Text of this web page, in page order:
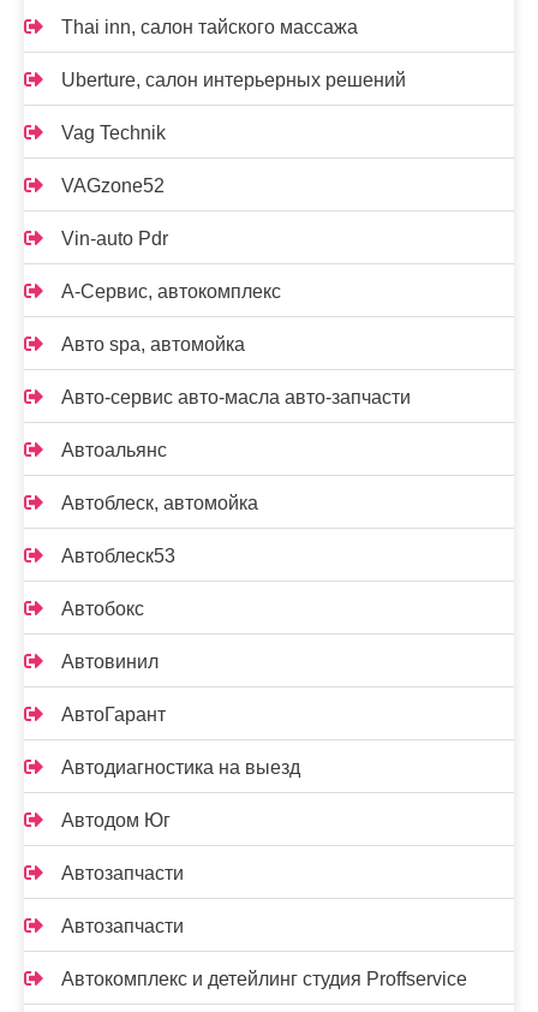
Thai inn, салон тайского массажа
Uberture, салон интерьерных решений
Vag Technik
VAGzone52
Vin-auto Pdr
А-Сервис, автокомплекс
Авто spa, автомойка
Авто-сервис авто-масла авто-запчасти
Автоальянс
Автоблеск, автомойка
Автоблеск53
Автобокс
Автовинил
АвтоГарант
Автодиагностика на выезд
Автодом Юг
Автозапчасти
Автозапчасти
Автокомплекс и детейлинг студия Proffservice